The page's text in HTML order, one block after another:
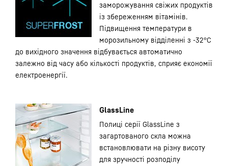
заморожування свіжих продуктів
із збереженням вітамінів.
Підвищення температури в
морозильному відділенні з -32°С
до вихідного значення відбувається автоматично
залежно від часу або кількості продуктів, сприяє економії
електроенергії.
GlassLine
Полиці серії GlassLine з
загартованого скла можна
встановлювати на різну висоту
для зручності розподілу